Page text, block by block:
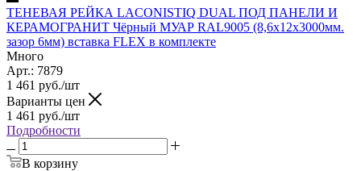
ТЕНЕВАЯ РЕЙКА LACONISTIQ DUAL ПОД ПАНЕЛИ И
КЕРАМОГРАНИТ Чёрный МУАР RAL9005 (8,6х12х3000мм.
зазор 6мм) вставка FLEX в комплекте
Много
Арт.: 7879
1 461 руб./шт
Варианты цен
1 461 руб./шт
Подробности
В корзину